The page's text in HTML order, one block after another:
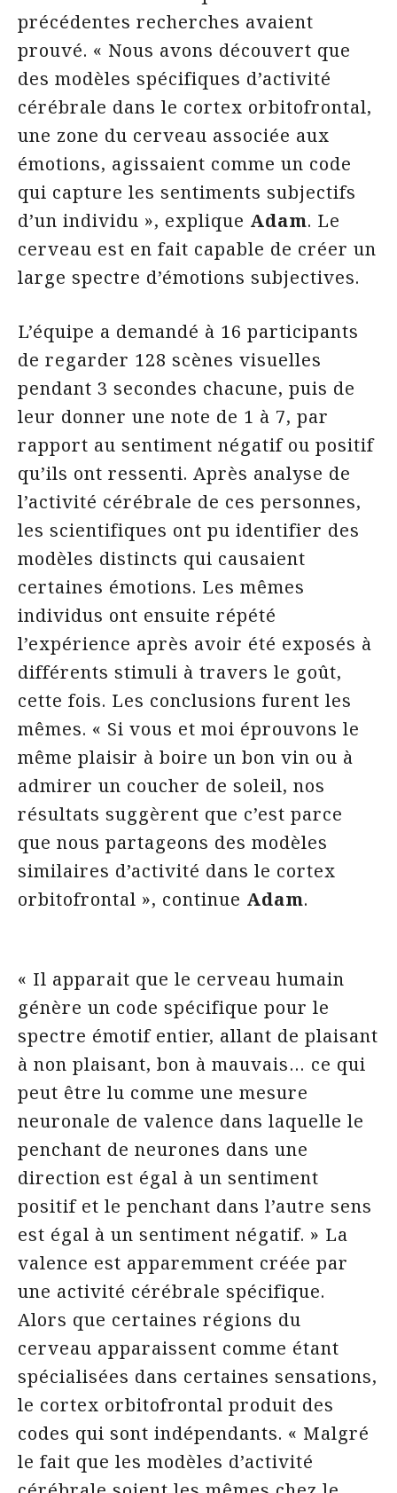
précédentes recherches avaient
prouvé. « Nous avons découvert que
des modèles spécifiques d’activité
cérébrale dans le cortex orbitofrontal,
une zone du cerveau associée aux
émotions, agissaient comme un code
qui capture les sentiments subjectifs
d’un individu », explique Adam. Le
cerveau est en fait capable de créer un
large spectre d’émotions subjectives.
L’équipe a demandé à 16 participants
de regarder 128 scènes visuelles
pendant 3 secondes chacune, puis de
leur donner une note de 1 à 7, par
rapport au sentiment négatif ou positif
qu’ils ont ressenti. Après analyse de
l’activité cérébrale de ces personnes,
les scientifiques ont pu identifier des
modèles distincts qui causaient
certaines émotions. Les mêmes
individus ont ensuite répété
l’expérience après avoir été exposés à
différents stimuli à travers le goût,
cette fois. Les conclusions furent les
mêmes. « Si vous et moi éprouvons le
même plaisir à boire un bon vin ou à
admirer un coucher de soleil, nos
résultats suggèrent que c’est parce
que nous partageons des modèles
similaires d’activité dans le cortex
orbitofrontal », continue Adam.
« Il apparait que le cerveau humain
génère un code spécifique pour le
spectre émotif entier, allant de plaisant
à non plaisant, bon à mauvais… ce qui
peut être lu comme une mesure
neuronale de valence dans laquelle le
penchant de neurones dans une
direction est égal à un sentiment
positif et le penchant dans l’autre sens
est égal à un sentiment négatif. » La
valence est apparemment créée par
une activité cérébrale spécifique.
Alors que certaines régions du
cerveau apparaissent comme étant
spécialisées dans certaines sensations,
le cortex orbitofrontal produit des
codes qui sont indépendants. « Malgré
le fait que les modèles d’activité